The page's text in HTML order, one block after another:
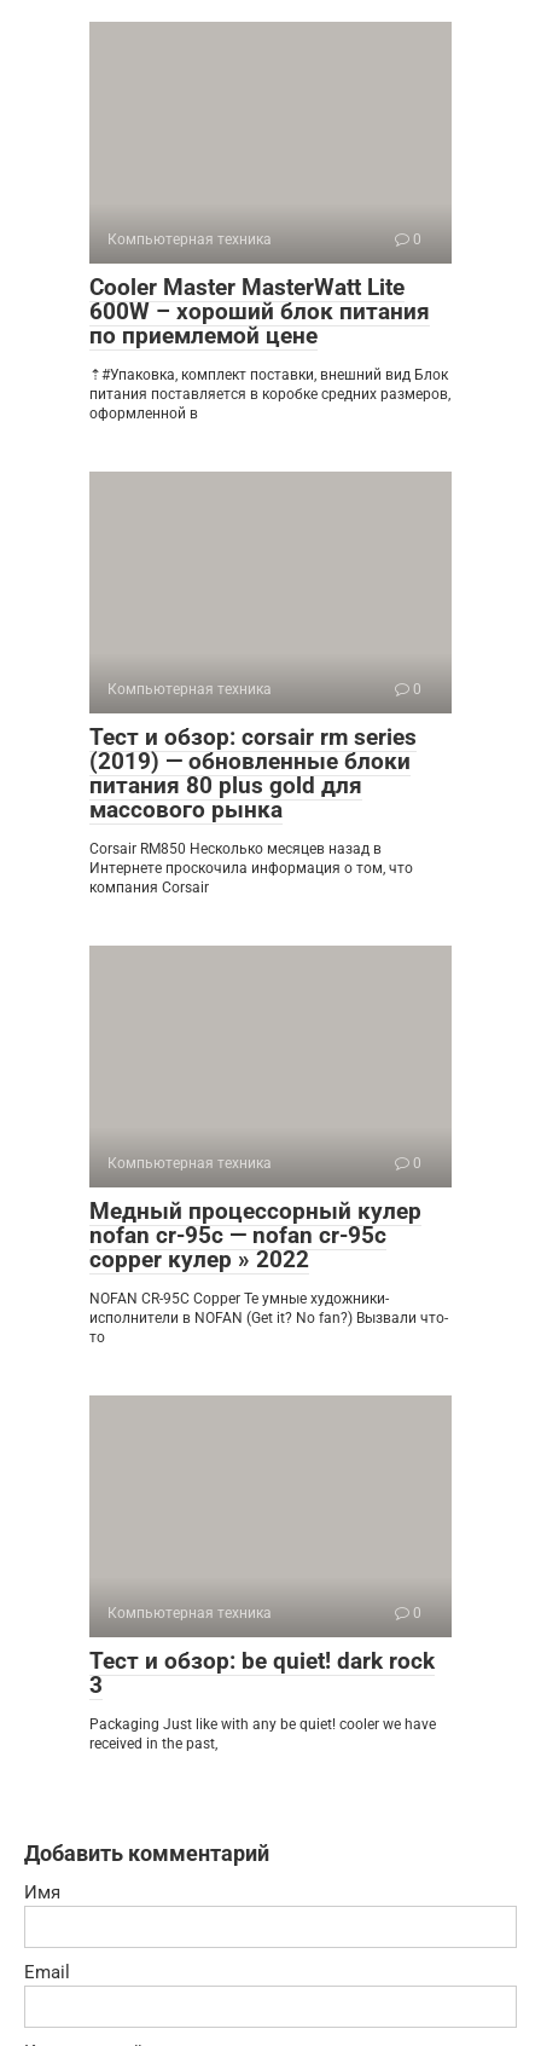
Компьютерная техника 0
Cooler Master MasterWatt Lite
600W – хороший блок питания
по приемлемой цене
⇡#Упаковка, комплект поставки, внешний вид Блок
питания поставляется в коробке средних размеров,
оформленной в
Компьютерная техника 0
Тест и обзор: corsair rm series
(2019) — обновленные блоки
питания 80 plus gold для
массового рынка
Corsair RM850 Несколько месяцев назад в
Интернете проскочила информация о том, что
компания Corsair
Компьютерная техника 0
Медный процессорный кулер
nofan cr-95c — nofan cr-95c
copper кулер » 2022
NOFAN CR-95C Copper Те умные художники-
исполнители в NOFAN (Get it? No fan?) Вызвали что-
то
Компьютерная техника 0
Тест и обзор: be quiet! dark rock
3
Packaging Just like with any be quiet! cooler we have
received in the past,
Добавить комментарий
Имя
Email